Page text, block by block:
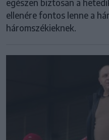
egészen biztosan a
ellenére fontos lenne a
háromszékieknek.